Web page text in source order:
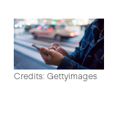
Credits: Gettyimages